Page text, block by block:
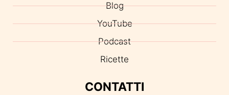
Blog
YouTube
Podcast
Ricette
CONTATTI